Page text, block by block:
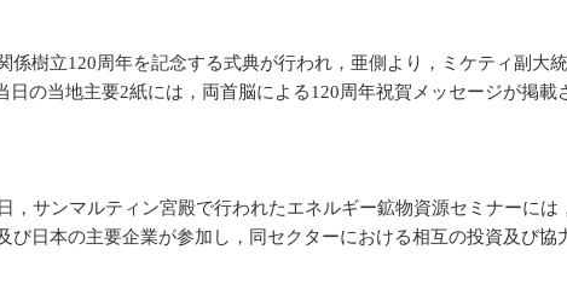
樹立120周年を記念する式典が行われ，亜側より，ミケティ副大
の当地主要2紙には，両首脳による120周年祝賀メッセージが掲
サンマルティン宮殿で行われたエネルギー鉱物資源セミナーに
日本の主要企業が参加し，同セクターにおける相互の投資及び協